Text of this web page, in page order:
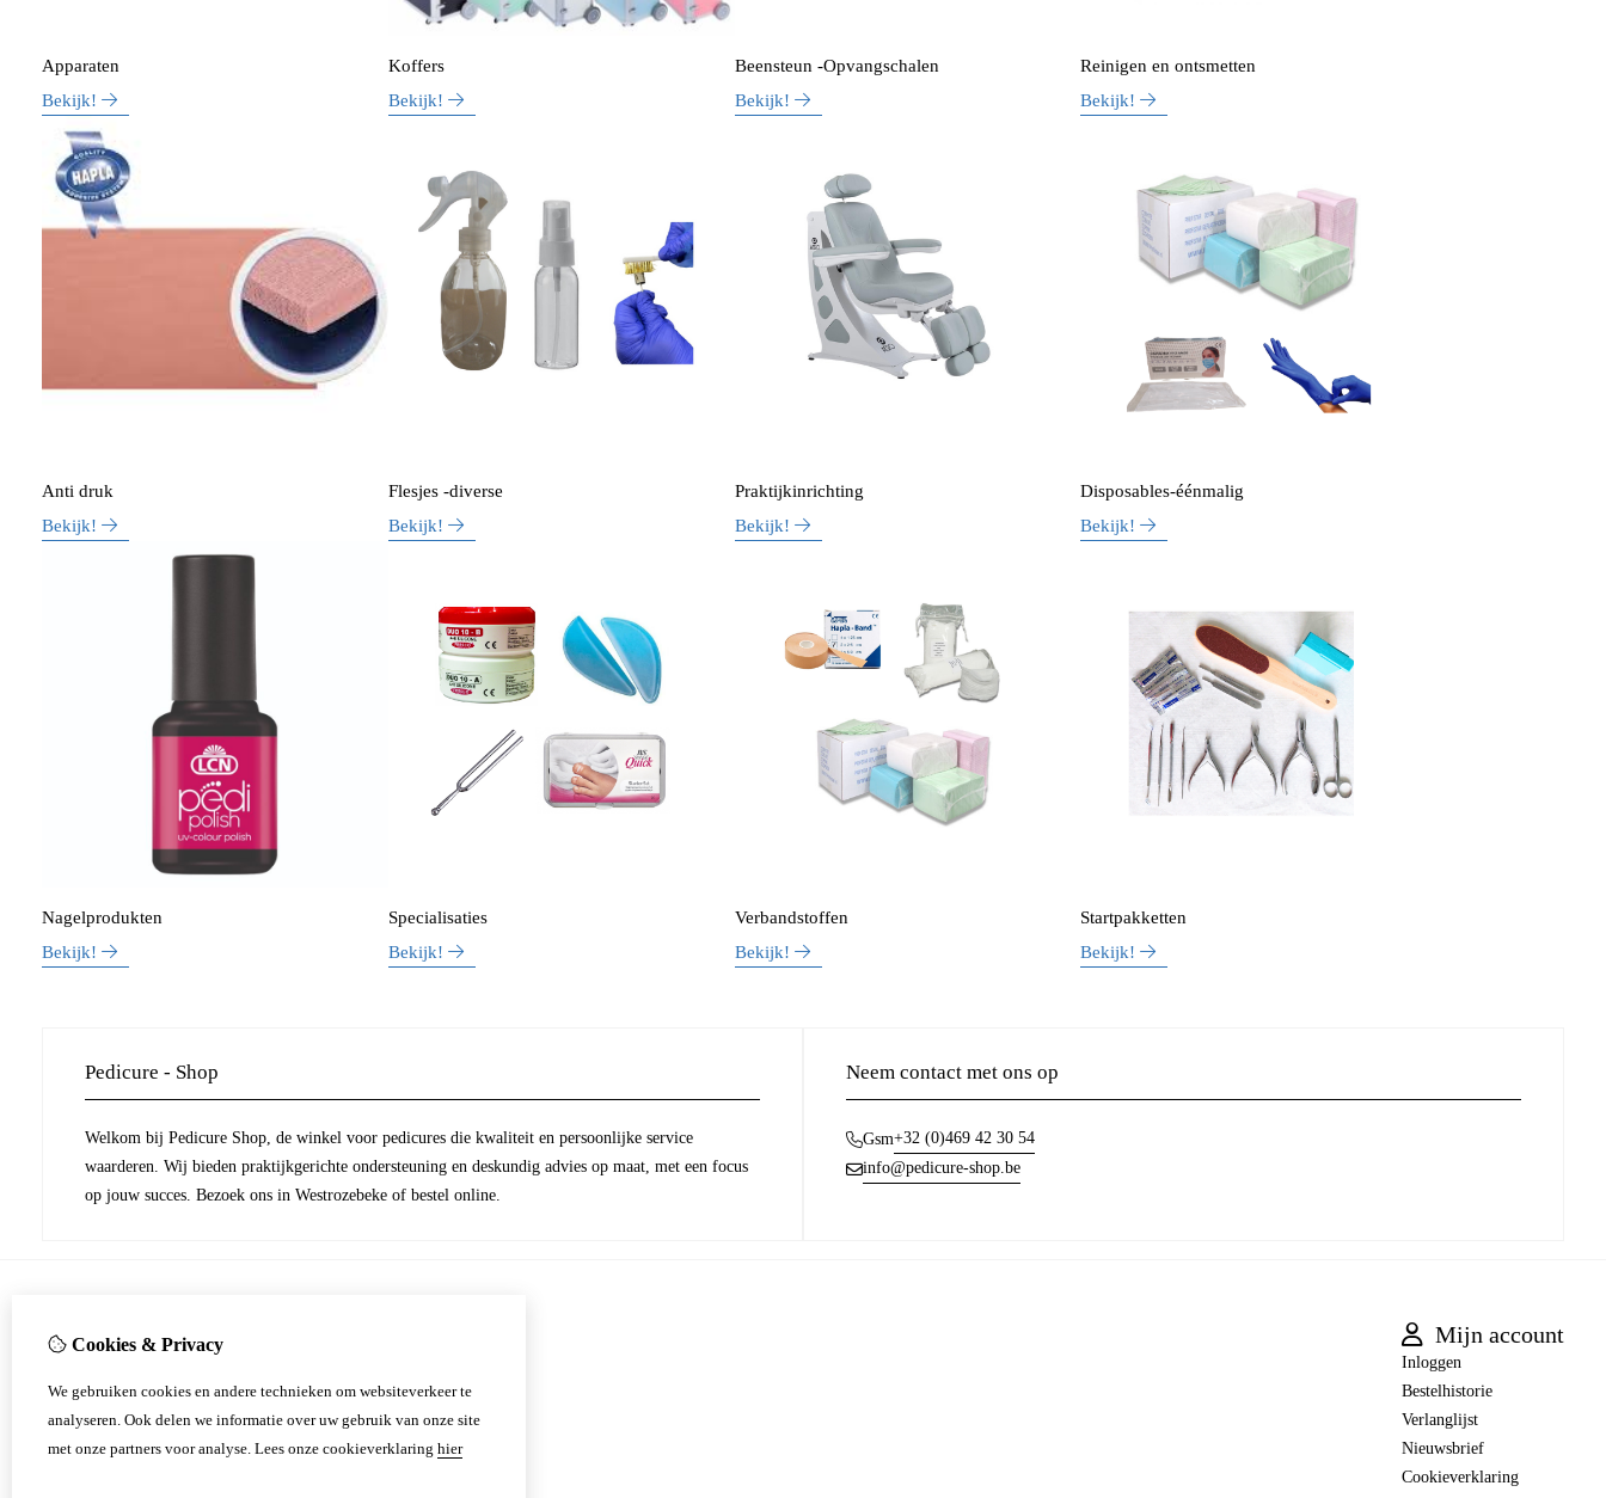
Apparaten
Bekijk!
Koffers
Bekijk!
Beensteun -Opvangschalen
Bekijk!
Reinigen en ontsmetten
Bekijk!
Anti druk
Bekijk!
Flesjes -diverse
Bekijk!
Praktijkinrichting
Bekijk!
Disposables-éénmalig
Bekijk!
Nagelprodukten
Bekijk!
Specialisaties
Bekijk!
Verbandstoffen
Bekijk!
Startpakketten
Bekijk!
Pedicure - Shop
Welkom bij Pedicure Shop, de winkel voor pedicures die kwaliteit en persoonlijke service
waarderen. Wij bieden praktijkgerichte ondersteuning en deskundig advies op maat, met een focus
op jouw succes. Bezoek ons in Westrozebeke of bestel online.
Neem contact met ons op
Gsm+32 (0)469 42 30 54
info@pedicure-shop.be
Informatie
Over ons & Contactgegevens
Verzending
​​​​​​​Verkoop- en retourvoorwaarden
Mijn account
Inloggen
Bestelhistorie
Verlanglijst
Nieuwsbrief
Cookieverklaring
Cookies & Privacy
We gebruiken cookies en andere technieken om websiteverkeer te
analyseren. Ook delen we informatie over uw gebruik van onze site
met onze partners voor analyse. Lees onze cookieverklaring hier